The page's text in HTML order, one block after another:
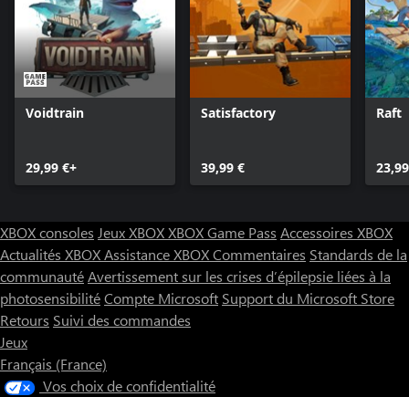
Voidtrain
29,99 €+
Satisfactory
39,99 €
Raft
XBOX consoles Jeux XBOXXBOX Game Pass Accessoires XBOX
Actualités XBOXAssistance XBOXCommentaires Standards de la
communautéAvertissement sur les crises d’épilepsie liées à la
photosensibilitéCompte Microsoft Support du Microsoft Store
Retours Suivi des commandes
Jeux
Français (France)
Vos choix de confidentialité